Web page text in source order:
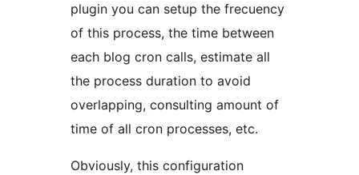
plugin you can setup the frecuency
of this process, the time between
each blog cron calls, estimate all
the process duration to avoid
overlapping, consulting amount of
time of all cron processes, etc.
Obviously, this configuration